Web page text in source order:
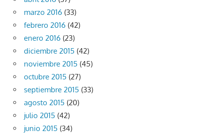
marzo 2016 (33)
febrero 2016 (42)
enero 2016 (23)
diciembre 2015 (42)
noviembre 2015 (45)
octubre 2015 (27)
septiembre 2015 (33)
agosto 2015 (20)
julio 2015 (42)
junio 2015 (34)